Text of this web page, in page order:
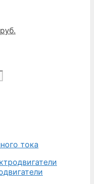
руб.
тока